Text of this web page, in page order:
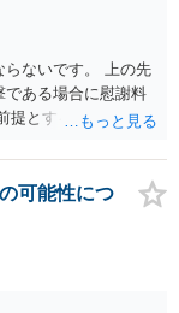
ほど深刻に心配さ
ど多額にはならな
とは言い難いです。
のときに罰金刑が
は、そのような犯
に該当するとして
、起訴されないの
らないです。 上の先
である場合に慰謝料
提とすると、ぐるぐ
なところです。 仮に
あるんですね。 調停
であれば、弁護士を
かと思います。
可能性につ